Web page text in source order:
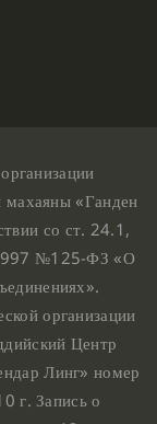
махаяны «Ганден
со ст. 24.1,
№125-ФЗ «О
организации
Центр
Линг» номер
г. Запись о